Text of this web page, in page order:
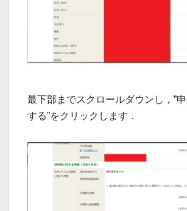
最下部までスクロールダウンし，”
する”をクリックします．